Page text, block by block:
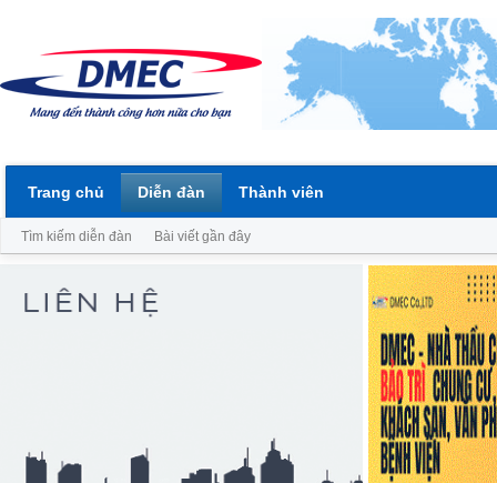
Trang chủ Diễn đàn
Tìm kiếm diễn đàn Bài viết gần đây
Thành viên